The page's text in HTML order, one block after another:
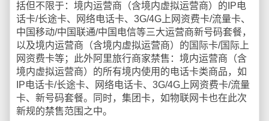
括但不限于：境内运营商（含境内虚拟运营商）的IP电
话卡/长途卡、网络电话卡、3G/4G上网资费卡/流量卡、
中国移动/中国联通/中国电信等三大运营商新号码套餐，
以及境内运营商（含境内虚拟运营商）的国际卡/国际上
网资费卡等；此外阿里旅行商家禁售：境内运营商（含
境内虚拟运营商）的所有境内使用的电话卡类商品，如
IP电话卡/长途卡、网络电话卡、3G/4G上网资费卡/流量
卡、新号码套餐。同时，集团卡，如物联网卡也在此次
新规的禁售范围之中。